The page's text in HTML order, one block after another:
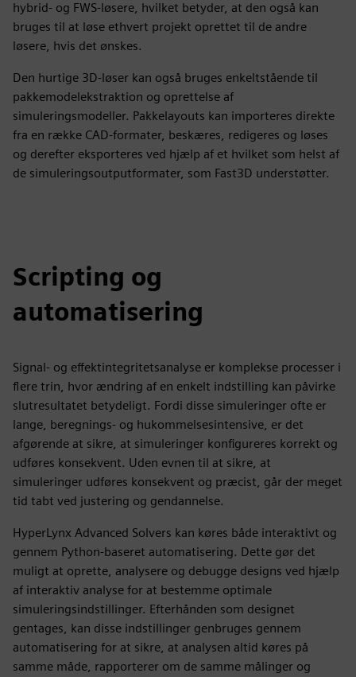
hybrid- og FWS-løsere, hvilket betyder, at den også kan
bruges til at løse ethvert projekt oprettet til de andre
løsere, hvis det ønskes.
Den hurtige 3D-løser kan også bruges enkeltstående til
pakkemodelekstraktion og oprettelse af
simuleringsmodeller. Pakkelayouts kan importeres direkte
fra en række CAD-formater, beskæres, redigeres og løses
og derefter eksporteres ved hjælp af et hvilket som helst af
de simuleringsoutputformater, som Fast3D understøtter.
Scripting og
automatisering
Signal- og effektintegritetsanalyse er komplekse processer i
flere trin, hvor ændring af en enkelt indstilling kan påvirke
slutresultatet betydeligt. Fordi disse simuleringer ofte er
lange, beregnings- og hukommelsesintensive, er det
afgørende at sikre, at simuleringer konfigureres korrekt og
udføres konsekvent. Uden evnen til at sikre, at
simuleringer udføres konsekvent og præcist, går der meget
tid tabt ved justering og gendannelse.
HyperLynx Advanced Solvers kan køres både interaktivt og
gennem Python-baseret automatisering. Dette gør det
muligt at oprette, analysere og debugge designs ved hjælp
af interaktiv analyse for at bestemme optimale
simuleringsindstillinger. Efterhånden som designet
gentages, kan disse indstillinger genbruges gennem
automatisering for at sikre, at analysen altid køres på
samme måde, rapporterer om de samme målinger og